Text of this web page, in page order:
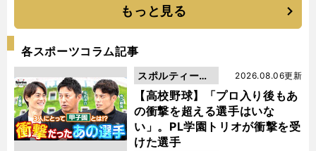
もっと見る
各スポーツコラム記事
【高校野球】「プロ入り後もあ
の衝撃を超える選手はいな
い」。PL学園トリオが衝撃を受
けた選手
2026.08.06更新
スポルティーバ
動画